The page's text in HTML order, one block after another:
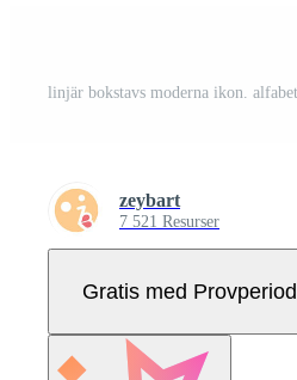
zeybart
7 521 Resurser
Gratis med Provperiod